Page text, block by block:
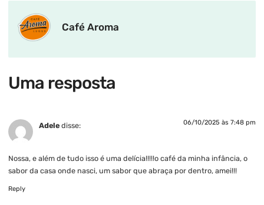
Café Aroma
Uma resposta
Adele disse: 06/10/2025 às 7:48 pm
Nossa, e além de tudo isso é uma delícia!!!!!o café da minha infância, o
sabor da casa onde nasci, um sabor que abraça por dentro, amei!!!
Reply